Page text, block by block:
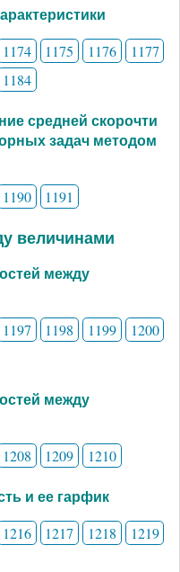
1174 1175 1176
1177
1184
средней скорочти
задач методом
1190 1191
величинами
между
1197 1198 1199
1200
между
1208 1209 1210
и ее гарфик
1216 1217 1218
1219